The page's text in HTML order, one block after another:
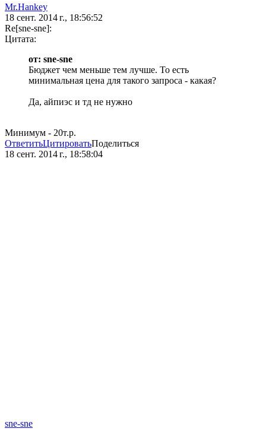
Mr.Hankey
18 сент. 2014 г., 18:56:52
Re[sne-sne]:
Цитата:
от: sne-sne
Бюджет чем меньше тем лучше. То есть
минимальная цена для такого запроса - какая?
Да, айпиэс и тд не нужно
Минимум - 20т.р.
ОтветитьЦитироватьПоделиться
18 сент. 2014 г., 18:58:04
sne-sne